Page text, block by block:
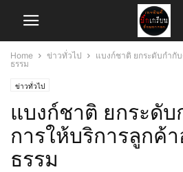
Home ข่าวทั่วไป
แบงก์ชาติ ยกระดับกำกั
ธรรม
ข่าวทั่วไป
แบงก์ชาติ ยกระดั
การให้บริการลูกค้
ธรรม